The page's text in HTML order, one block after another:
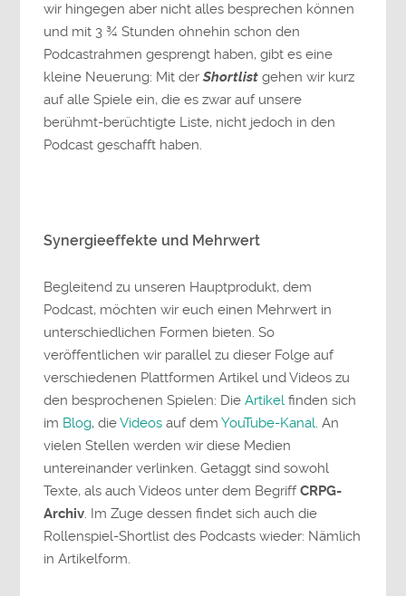
wir hingegen aber nicht alles besprechen können
und mit 3 ¾ Stunden ohnehin schon den
Podcastrahmen gesprengt haben, gibt es eine
kleine Neuerung: Mit derShortlist gehen wir kurz
auf alle Spiele ein, die es zwar auf unsere
berühmt-berüchtigte Liste, nicht jedoch in den
Podcast geschafft haben.
Synergieeffekte und Mehrwert
Begleitend zu unseren Hauptprodukt, dem
Podcast, möchten wir euch einen Mehrwert in
unterschiedlichen Formen bieten. So
veröffentlichen wir parallel zu dieser Folge auf
verschiedenen Plattformen Artikel und Videos zu
den besprochenen Spielen: DieArtikel finden sich
im Blog, dieVideos auf demYouTube-Kanal . An
vielen Stellen werden wir diese Medien
untereinander verlinken. Getaggt sind sowohl
Texte, als auch Videos unter dem BegriffCRPG-
Archiv . Im Zuge dessen findet sich auch die
Rollenspiel-Shortlist des Podcasts wieder: Nämlich
in Artikelform.